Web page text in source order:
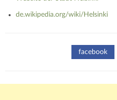
de.wikipedia.org/wiki/Helsinki
facebook